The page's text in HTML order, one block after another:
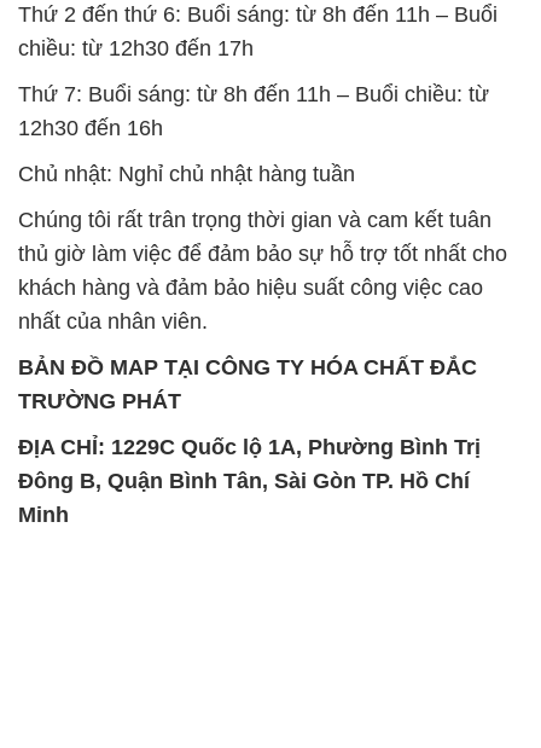
Thứ 2 đến thứ 6: Buổi sáng: từ 8h đến 11h – Buổi
chiều: từ 12h30 đến 17h
Thứ 7: Buổi sáng: từ 8h đến 11h – Buổi chiều: từ
12h30 đến 16h
Chủ nhật: Nghỉ chủ nhật hàng tuần
Chúng tôi rất trân trọng thời gian và cam kết tuân
thủ giờ làm việc để đảm bảo sự hỗ trợ tốt nhất cho
khách hàng và đảm bảo hiệu suất công việc cao
nhất của nhân viên.
BẢN ĐỒ MAP TẠI CÔNG TY HÓA CHẤT ĐẮC
TRƯỜNG PHÁT
ĐỊA CHỈ: 1229C Quốc lộ 1A, Phường Bình Trị
Đông B, Quận Bình Tân, Sài Gòn TP. Hồ Chí
Minh